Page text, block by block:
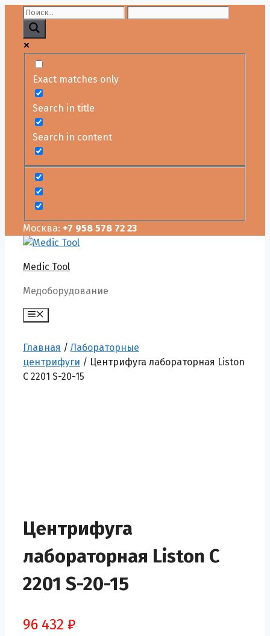
Перейти
содержимому
Exact matches only
Search in title
Search in content
Москва: +7 958 578 72 23
Medic Tool
Медоборудование
Меню
Главная / Лабораторные
центрифуги / Центрифуга лабораторная Liston
C 2201 S-20-15
Центрифуга
лабораторная Liston C
2201 S-20-15
96 432 ₽